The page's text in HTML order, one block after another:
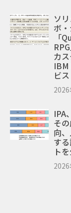
ソ
ボ
「
カ
IBM
ビス
IPA
そ
向
す
ト